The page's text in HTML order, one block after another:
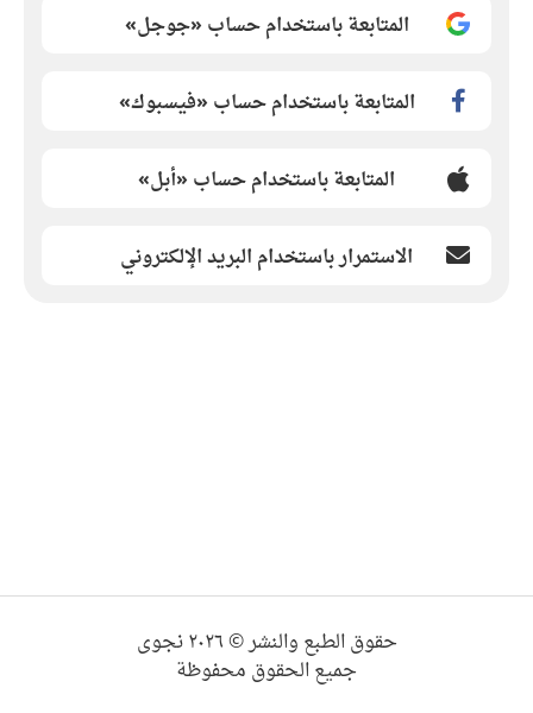
المتابعة باستخدام حساب «جوجل»
المتابعة باستخدام حساب «فيسبوك»
المتابعة باستخدام حساب «أبل»
الاستمرار باستخدام البريد الإلكتروني
حقوق الطبع والنشر © ٢٠٢٦ نجوى
جميع الحقوق محفوظة